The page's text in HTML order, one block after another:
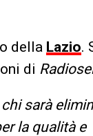
della Lazio.
di
chi sarà
la qualità e